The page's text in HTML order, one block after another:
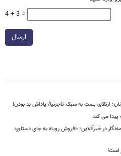
4 + 3 =
ارسال
ارتقای پست به سبک تاجرنیا/ پاداش بد بودن!
پیدا می کند
در خبرآنلاین؛ «فروش رویا» به جای دستاورد
است!